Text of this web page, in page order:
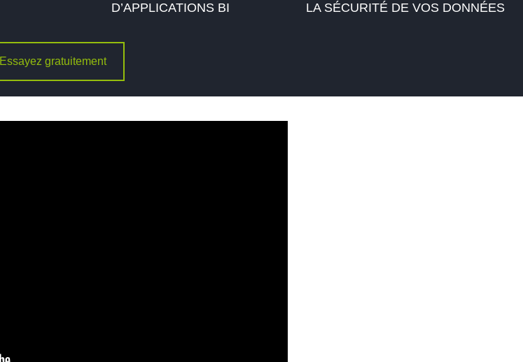
D’APPLICATIONS BI
LA SÉCURITÉ DE VOS DONNÉES
Essayez gratuitement